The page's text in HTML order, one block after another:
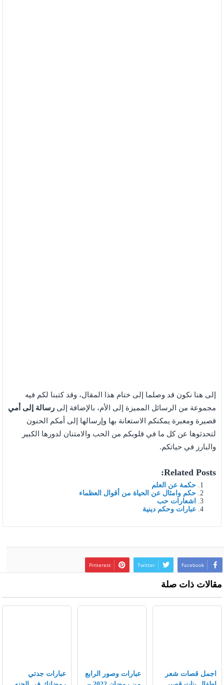
إلى هنا نكون قد وصلما إلى ختام هذا المقال، وقد كتبنا لكم فيه
مجموعة من الرسائل المميزة إلى الأم، بالإضافة إلى رسالة إلى أمي
قصيرة ومعبرة يمكنكم الاستعانة بها وإرسالها إلى أمكم الحنون
لتحدثوها عن كل ما في قلوبكم من الحب والامتنان لدورها الكبير
والبارز في حياتكم.
Related Posts:
حكمة عن العلم
حكم وامثال عن الحياة من أقوال العظماء
اشعارات حب
عبارات وحكم دينية
Facebook
Twitter
Pinterest
مقالات ذات صلة
اجمل قصات شعر
عبارات وصور الرابع
عبارات جدتي